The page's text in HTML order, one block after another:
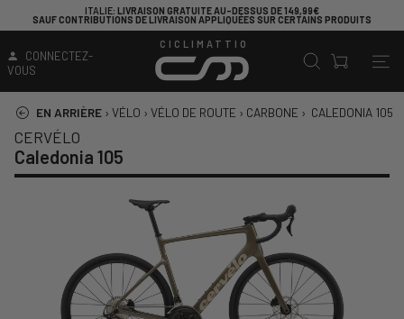
ITALIE: LIVRAISON GRATUITE AU-DESSUS DE 149,99€
SAUF CONTRIBUTIONS DE LIVRAISON APPLIQUÉES SUR CERTAINS PRODUITS
CONNECTEZ-
VOUS
CICLIMATTIO
EN ARRIÈRE › VÉLO › VÉLO DE ROUTE › CARBONE › CALEDONIA 105
CERVÉLO
Caledonia 105